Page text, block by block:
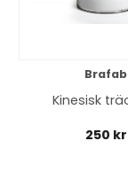
Brafab
Kinesisk
250 kr